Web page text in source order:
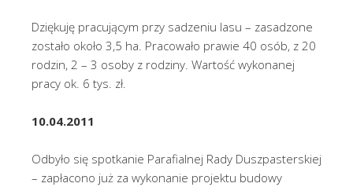
Dziękuję pracującym przy sadzeniu lasu – zasadzone
zostało około 3,5 ha. Pracowało prawie 40 osób, z 20
rodzin, 2 – 3 osoby z rodziny. Wartość wykonanej
pracy ok. 6 tys. zł.
10.04.2011
Odbyło się spotkanie Parafialnej Rady Duszpasterskiej
– zapłacono już za wykonanie projektu budowy